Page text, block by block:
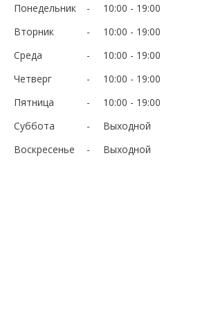
Понедельник 10:00
19:00
Вторник
10:00
19:00
Среда
10:00
19:00
Четверг
10:00
19:00
Пятница
10:00
19:00
Суббота
Выходной
Воскресенье
Выходной